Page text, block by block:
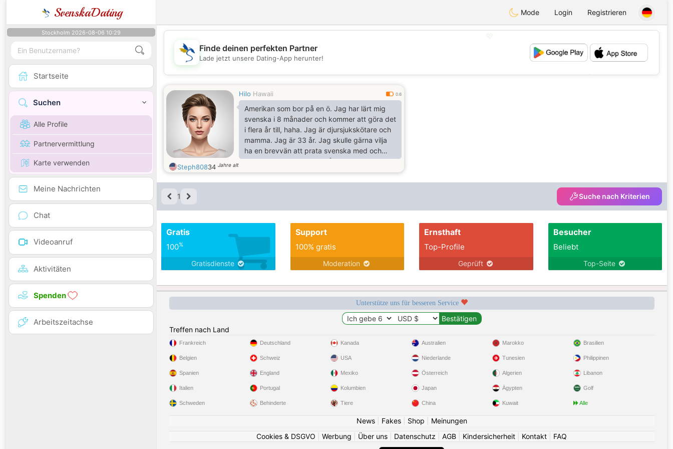
SvenskaDating Mode Login Registrieren
Stockholm 2026-08-06 10:29
Startseite
Suchen
Alle Profile
Partnervermittlung
Karte verwenden
Meine Nachrichten
Chat
Videoanruf
Aktivitäten
Spenden
Arbeitszeitachse
💖
💕
Finde deinen perfekten Partner
Lade jetzt unsere Dating-App herunter!
Hilo Hawaii 0.6
Amerikan som bor på en ö. Jag har lärt mig
svenska i 8 månader och kommer att göra det
i flera år till, haha. Jag är djursjukskötare och
mamma. Jag är 33 år. Jag skulle gärna vilja
ha en brevvän att prata svenska med och
kanske lite engelska också. Jag är 30-40%
svensk och har släktingar i Dalarna. Min familj
i Amerika gjorde ett okej jobb med att hålla
Steph80834 Jahre alt
1 Suche nach Kriterien
Gratis
100%
Gratisdienste
Support
100% gratis
Moderation
Ernsthaft
Top-Profile
Geprüft
Besucher
Beliebt
Top-Seite
Unterstütze uns für besseren Service
Treffen nach Land
Frankreich
Belgien
Spanien
Italien
Schweden
Deutschland
Schweiz
England
Portugal
Behinderte
Kanada
USA
Mexiko
Kolumbien
Tiere
Australien
Niederlande
Österreich
Japan
China
Marokko
Tunesien
Algerien
Ägypten
Kuwait
Brasilien
Philippinen
Libanon
Golf
Alle
News| Fakes| Shop
Meinungen
Cookies & DSGVO
Werbung Über uns Datenschutz AGB Kindersicherheit Kontakt FAQ